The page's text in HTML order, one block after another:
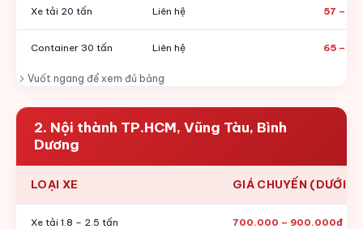
Xe tải 20 tấn Liên hệ 57 – 61
Container 30 tấn Liên hệ 65 –
Vuốt ngang để xem đủ bảng
2. Nội thành TP.HCM, Vũng Tàu, Bình
Dương
LOẠI XE GIÁ CHUYẾN (DƯỚI
Xe tải 1.8 – 2.5 tấn 700.000 – 900.000đ